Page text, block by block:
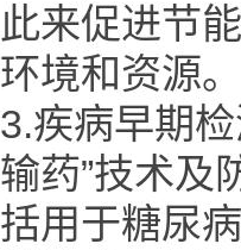
此来促进节
环境和资源。
3.疾病早期
输药”技术及
括用于糖尿